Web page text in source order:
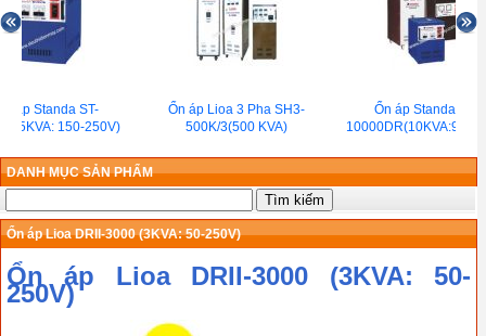
áp Standa ST-
150-250V)
Ổn áp Lioa 3 Pha SH3-
500K/3(500 KVA)
Ổn áp Standa ST-
10000DR(10KVA:90-
DANH MỤC SẢN PHẨM
Ổn áp Lioa DRII-3000 (3KVA: 50-250V)
Ổn áp Lioa DRII-3000 (3KVA: 50-
250V)